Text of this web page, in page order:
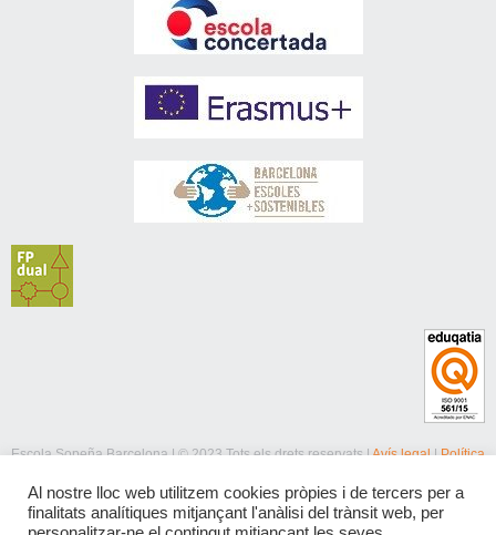
Escola Sopeña Barcelona | © 2023 Tots els drets reservats |Avís legal|Política
Al nostre lloc web utilitzem cookies pròpies i de tercers per a
finalitats analítiques mitjançant l'anàlisi del trànsit web, per